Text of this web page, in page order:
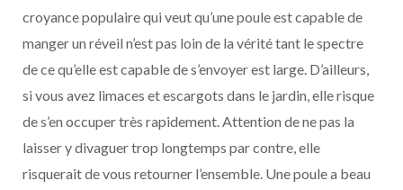
croyance populaire qui veut qu’une poule est capable de
manger un réveil n’est pas loin de la vérité tant le spectre
de ce qu’elle est capable de s’envoyer est large. D’ailleurs,
si vous avez limaces et escargots dans le jardin, elle risque
de s’en occuper très rapidement. Attention de ne pas la
laisser y divaguer trop longtemps par contre, elle
risquerait de vous retourner l’ensemble. Une poule a beau